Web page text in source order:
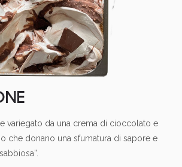
variegato da una crema di cioccolato e
che donano una sfumatura di sapore e